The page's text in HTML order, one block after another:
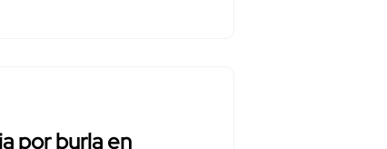
por burla en